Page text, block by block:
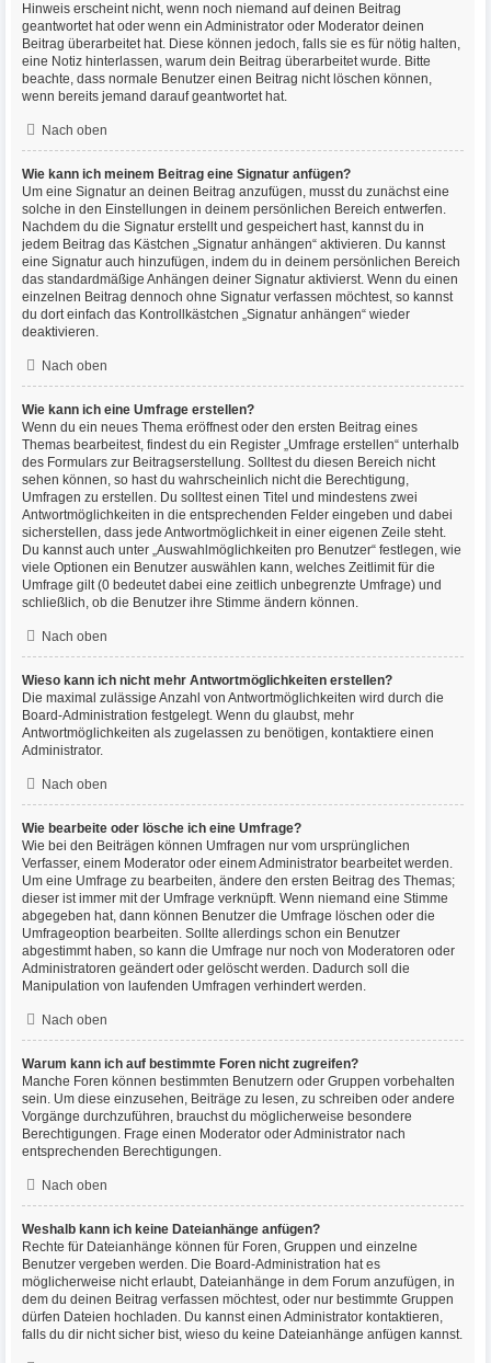
Hinweis erscheint nicht, wenn noch niemand auf deinen Beitrag
geantwortet hat oder wenn ein Administrator oder Moderator deinen
Beitrag überarbeitet hat. Diese können jedoch, falls sie es für nötig halten,
eine Notiz hinterlassen, warum dein Beitrag überarbeitet wurde. Bitte
beachte, dass normale Benutzer einen Beitrag nicht löschen können,
wenn bereits jemand darauf geantwortet hat.
Nach oben
Wie kann ich meinem Beitrag eine Signatur anfügen?
Um eine Signatur an deinen Beitrag anzufügen, musst du zunächst eine
solche in den Einstellungen in deinem persönlichen Bereich entwerfen.
Nachdem du die Signatur erstellt und gespeichert hast, kannst du in
jedem Beitrag das Kästchen „Signatur anhängen“ aktivieren. Du kannst
eine Signatur auch hinzufügen, indem du in deinem persönlichen Bereich
das standardmäßige Anhängen deiner Signatur aktivierst. Wenn du einen
einzelnen Beitrag dennoch ohne Signatur verfassen möchtest, so kannst
du dort einfach das Kontrollkästchen „Signatur anhängen“ wieder
deaktivieren.
Nach oben
Wie kann ich eine Umfrage erstellen?
Wenn du ein neues Thema eröffnest oder den ersten Beitrag eines
Themas bearbeitest, findest du ein Register „Umfrage erstellen“ unterhalb
des Formulars zur Beitragserstellung. Solltest du diesen Bereich nicht
sehen können, so hast du wahrscheinlich nicht die Berechtigung,
Umfragen zu erstellen. Du solltest einen Titel und mindestens zwei
Antwortmöglichkeiten in die entsprechenden Felder eingeben und dabei
sicherstellen, dass jede Antwortmöglichkeit in einer eigenen Zeile steht.
Du kannst auch unter „Auswahlmöglichkeiten pro Benutzer“ festlegen, wie
viele Optionen ein Benutzer auswählen kann, welches Zeitlimit für die
Umfrage gilt (0 bedeutet dabei eine zeitlich unbegrenzte Umfrage) und
schließlich, ob die Benutzer ihre Stimme ändern können.
Nach oben
Wieso kann ich nicht mehr Antwortmöglichkeiten erstellen?
Die maximal zulässige Anzahl von Antwortmöglichkeiten wird durch die
Board-Administration festgelegt. Wenn du glaubst, mehr
Antwortmöglichkeiten als zugelassen zu benötigen, kontaktiere einen
Administrator.
Nach oben
Wie bearbeite oder lösche ich eine Umfrage?
Wie bei den Beiträgen können Umfragen nur vom ursprünglichen
Verfasser, einem Moderator oder einem Administrator bearbeitet werden.
Um eine Umfrage zu bearbeiten, ändere den ersten Beitrag des Themas;
dieser ist immer mit der Umfrage verknüpft. Wenn niemand eine Stimme
abgegeben hat, dann können Benutzer die Umfrage löschen oder die
Umfrageoption bearbeiten. Sollte allerdings schon ein Benutzer
abgestimmt haben, so kann die Umfrage nur noch von Moderatoren oder
Administratoren geändert oder gelöscht werden. Dadurch soll die
Manipulation von laufenden Umfragen verhindert werden.
Nach oben
Warum kann ich auf bestimmte Foren nicht zugreifen?
Manche Foren können bestimmten Benutzern oder Gruppen vorbehalten
sein. Um diese einzusehen, Beiträge zu lesen, zu schreiben oder andere
Vorgänge durchzuführen, brauchst du möglicherweise besondere
Berechtigungen. Frage einen Moderator oder Administrator nach
entsprechenden Berechtigungen.
Nach oben
Weshalb kann ich keine Dateianhänge anfügen?
Rechte für Dateianhänge können für Foren, Gruppen und einzelne
Benutzer vergeben werden. Die Board-Administration hat es
möglicherweise nicht erlaubt, Dateianhänge in dem Forum anzufügen, in
dem du deinen Beitrag verfassen möchtest, oder nur bestimmte Gruppen
dürfen Dateien hochladen. Du kannst einen Administrator kontaktieren,
falls du dir nicht sicher bist, wieso du keine Dateianhänge anfügen kannst.